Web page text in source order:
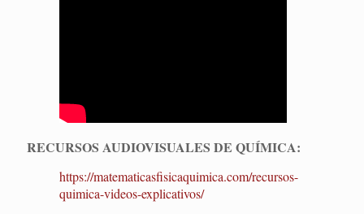
RECURSOS AUDIOVISUALES DE QUÍMICA:
https://matematicasfisicaquimica.com/recursos-
quimica-videos-explicativos/